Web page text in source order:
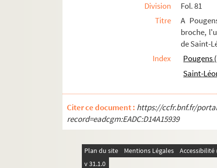
Fol. 131. A M. Dauger. — Remercîment et
Fol. 133. A madame de Gambes. — Ne
Fol. 135. A M. de Genève, rue Saint-
Fol. 143. Au même. — Compliment et
Fol. 147. Au même. — Compliments. (S. d.)
Fol. 149. Au même. — Regrets de ne
Fol. 151. A M. de la Motte. — Prière de venir
Fol. 153. A M. Noel, notaire de Sa
Division
Fol. 81
Titre
A
broche,
de Saint-
Index
Pougens
Saint-
Citer ce document : https://ccfr.bnf.fr/
record=eadcgm:EADC:D14A15939
Plan du site Mentions Légales
v 31.1.0